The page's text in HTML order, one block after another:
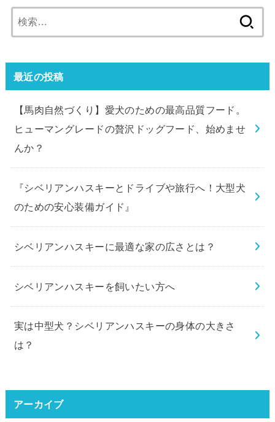
索:
最近の投稿
【馬肉自然づくり】愛犬のための最高品質フード。
ヒューマングレードの贅沢ドッグフード、始めませ
んか？
『シベリアンハスキーとドライブや旅行へ！大型犬
のための安心装備ガイド』
シベリアンハスキーに最適な家の広さとは？
シベリアンハスキーを飼いたい方へ
実は中型犬？シベリアンハスキーの身体の大きさ
は？
アーカイブ